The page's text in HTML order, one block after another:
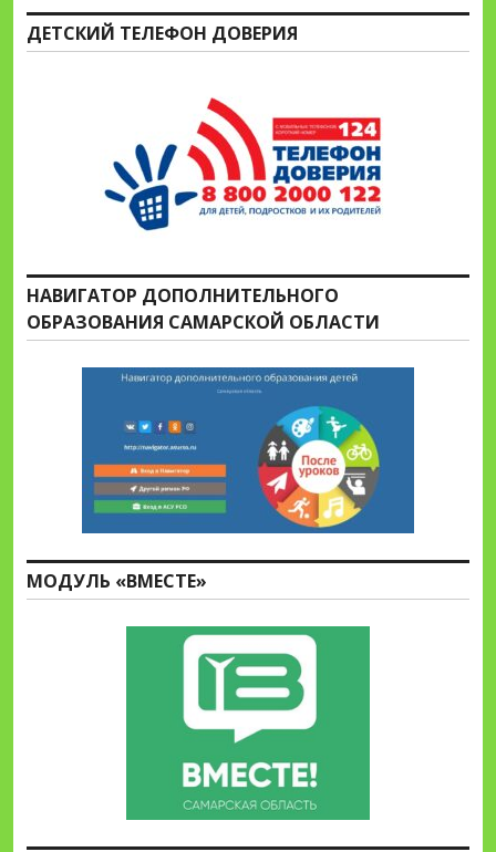
ДЕТСКИЙ ТЕЛЕФОН ДОВЕРИЯ
НАВИГАТОР ДОПОЛНИТЕЛЬНОГО
ОБРАЗОВАНИЯ САМАРСКОЙ ОБЛАСТИ
МОДУЛЬ «ВМЕСТЕ»